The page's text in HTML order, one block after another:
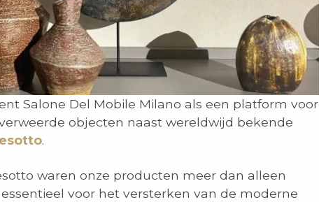
Salone Del Mobile Milano als een platform voor
objecten naast wereldwijd bekende
.
waren onze producten meer dan alleen
voor het versterken van de moderne